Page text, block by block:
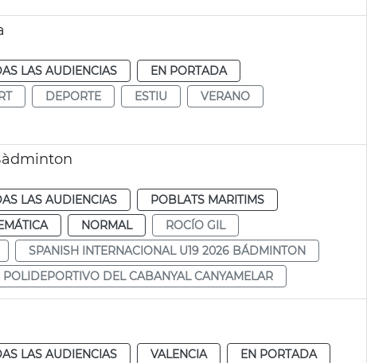
LAS AUDIENCIAS
EN PORTADA
DEPORTE ESTIU
VERANO
LAS AUDIENCIAS
POBLATS MARITIMS
NORMAL
ROCÍO GIL
SPANISH INTERNACIONAL U19 2026 BÁDMINTON
POLIDEPORTIVO DEL CABANYAL CANYAMELAR
LAS AUDIENCIAS VALENCIA EN PORTADA